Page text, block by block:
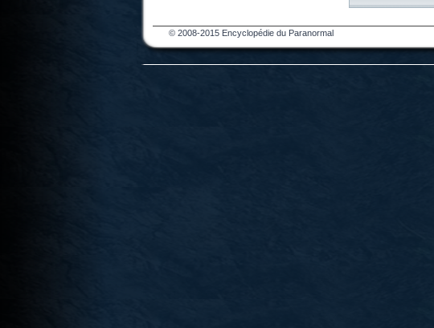
© 2008-2015 Encyclopédie du Paranormal